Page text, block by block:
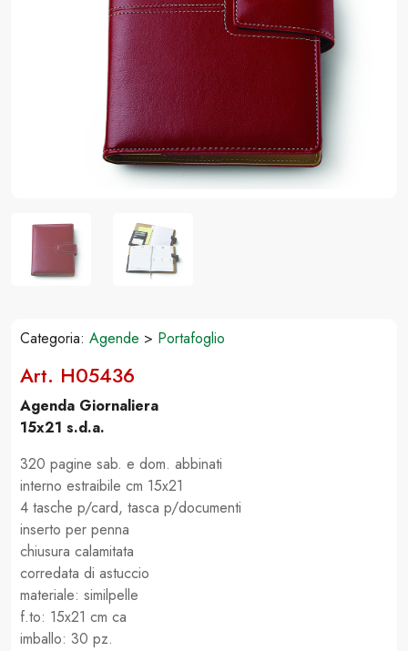
Categoria: Agende > Portafoglio
Art. H05436
Agenda Giornaliera
15x21 s.d.a.
320 pagine sab. e dom. abbinati
interno estraibile cm 15x21
4 tasche p/card, tasca p/documenti
inserto per penna
chiusura calamitata
corredata di astuccio
materiale: similpelle
f.to: 15x21 cm ca
imballo: 30 pz.